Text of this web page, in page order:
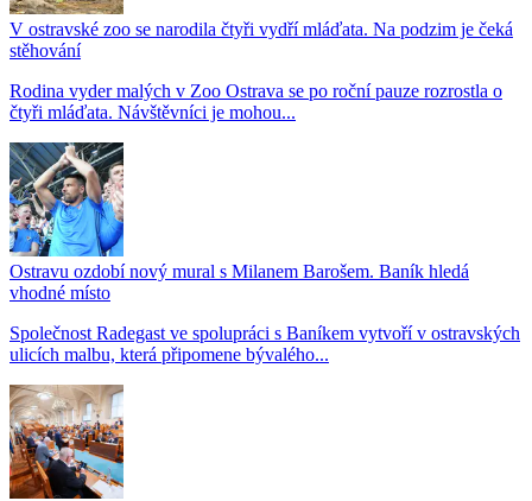
V ostravské zoo se narodila čtyři vydří mláďata. Na podzim je čeká
stěhování
Rodina vyder malých v Zoo Ostrava se po roční pauze rozrostla o
čtyři mláďata. Návštěvníci je mohou...
Ostravu ozdobí nový mural s Milanem Barošem. Baník hledá
vhodné místo
Společnost Radegast ve spolupráci s Baníkem vytvoří v ostravských
ulicích malbu, která připomene bývalého...